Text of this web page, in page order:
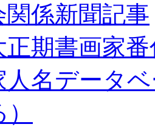
関係新聞記事
正期書画家
人名データ